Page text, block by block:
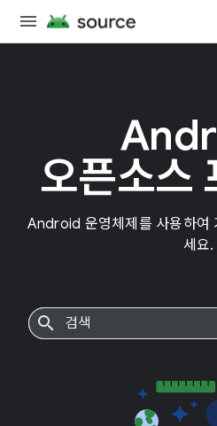
오픈소스
Android 운영체제를 사용하여
세요.